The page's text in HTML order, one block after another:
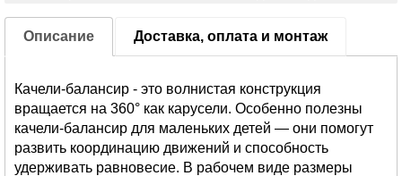
Описание Доставка, оплата и монтаж
Качели-балансир - это волнистая конструкция
вращается на 360° как карусели. Особенно полезны
качели-балансир для маленьких детей — они помогут
развить координацию движений и способность
удерживать равновесие. В рабочем виде размеры